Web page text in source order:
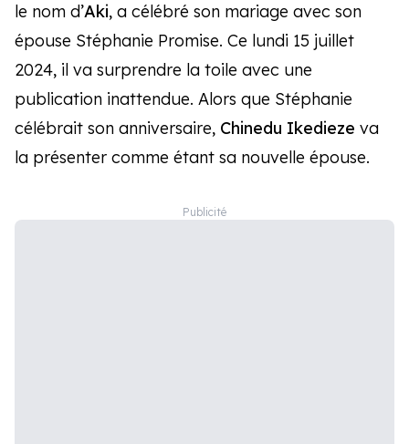
le nom d’Aki, a célébré son mariage avec son
épouse Stéphanie Promise. Ce lundi 15 juillet
2024, il va surprendre la toile avec une
publication inattendue. Alors que Stéphanie
célébrait son anniversaire, Chinedu Ikedieze va
la présenter comme étant sa nouvelle épouse.